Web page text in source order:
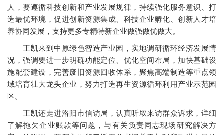
人，要遵循科技创新和产业发展规律，持续强化服务意识、打
造最优环境，促进创新资源集成、科技企业孵化、创新人才培
养协同发展，支持更多专精特新企业做强做优做大。
王凯来到中原绿色智造产业园，实地调研循环经济发展情
况，强调要进一步明确功能定位、优化空间布局，加快基础设
施配套建设，完善废旧资源回收体系，聚焦高端制造等重点领
域培育壮大龙头企业，努力打造再生资源循环利用产业示范园
区。
王凯还走进洛阳市信访局，认真听取来访群众诉求，详细
了解拖欠企业账款等问题，与有关负责同志现场研究解决方